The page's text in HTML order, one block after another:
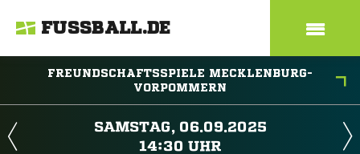
FUSSBALL.DE
FREUNDSCHAFTSSPIELE MECKLENBURG-
VORPOMMERN
 
 